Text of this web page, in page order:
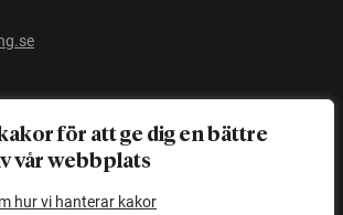
för att ge dig en bättre
vår webbplats
hur vi hanterar kakor